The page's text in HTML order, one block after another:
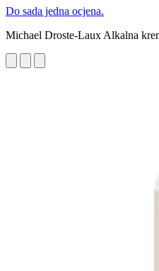
Do sada jedna ocjena.
Michael Droste-Laux Alkalna